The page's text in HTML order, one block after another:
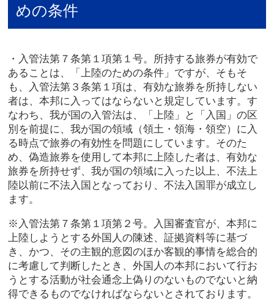
めの条件
・入管法第７条第１項第１号。所持する旅券が有効で
あることは、「上陸のための条件」ですが、そもそ
も、入管法第３条第１項は、有効な旅券を所持しない
者は、本邦に入ってはならないと規定しています。す
なわち、我が国の入管法は、「上陸」と「入国」の区
別を前提に、我が国の領域（領土・領海・領空）に入
る時点で旅券の有効性を問題にしています。そのた
め、偽造旅券を使用して本邦に上陸した者は、有効な
旅券を所持せず、我が国の領域に入った以上、不法上
陸以前に不法入国となっており、不法入国罪が成立し
ます。
※入管法第７条第１項第２号。入国審査官が、本邦に
上陸しようとする外国人の陳述、証拠資料等に基づ
き、かつ、その主観的意図のほか客観的事情を総合的
に考慮して判断したとき、外国人の本邦において行お
うとする活動が社会通念上偽りのないものでないと納
得できるものでなければならないとされております。